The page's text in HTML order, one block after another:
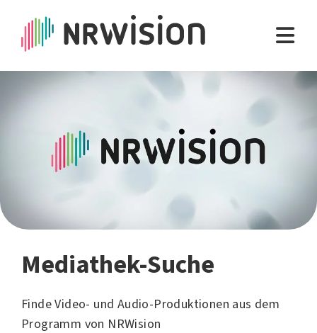
Mediathek-Suche
Finde Video- und Audio-Produktionen aus dem
Programm von NRWision